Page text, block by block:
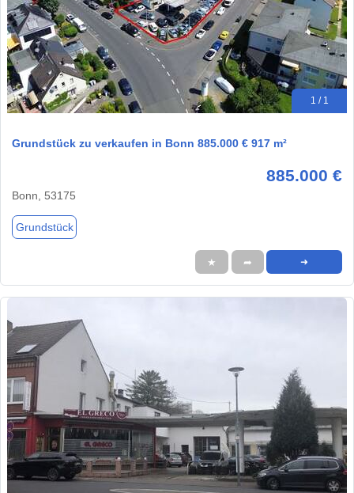
1 / 1
Grundstück zu verkaufen in Bonn 885.000 € 917 m²
885.000 €
Bonn, 53175
Grundstück
★ ➦ ➜